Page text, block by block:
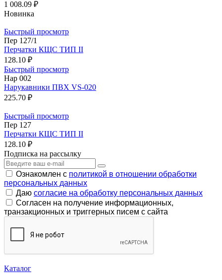
1 008.09 ₽
Новинка
Быстрый просмотр
Пер 127/1
Перчатки КЩС ТИП II
128.10 ₽
Быстрый просмотр
Нар 002
Нарукавники ПВХ VS-020
225.70 ₽
Быстрый просмотр
Пер 127
Перчатки КЩС ТИП II
128.10 ₽
Подписка на рассылку
Ознакомлен с политикой в отношении обработки
персональных данных
Даю согласие на обработку персональных данных
Согласен на получение информационных,
транзакционных и триггерных писем с сайта
Каталог